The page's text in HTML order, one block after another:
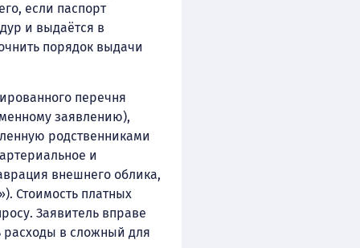
если паспорт
и выдаётся в
порядок выдачи
перечня
заявлению),
родственниками
и
внешнего облика,
Стоимость платных
Заявитель вправе
расходы в сложный для